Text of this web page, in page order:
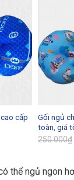
cấp
Gối ngủ
toàn, giá
250.000₫
thể ngủ ngon